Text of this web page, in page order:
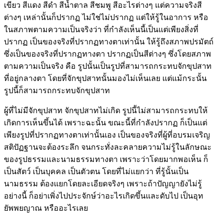
เขียว สีแดง สีดำ สีน้ำตาล สีชมพู สีอะไรต่างๆ แต่ความจริงสี
ต่างๆ เหล่านั้นก็ปรากฏ ไม่ใช่ไม่ปรากฏ แต่ให้รู้ในอาการ หรือ
ในสภาพตามความเป็นจริงว่า ที่กำลังเห็นนี้เป็นแต่เพียงสิ่งที่
ปรากฏ เป็นของจริงที่ปรากฏทางตาเท่านั้น ให้รู้ถึงสภาพปรมัตถ์
ซึ่งเป็นของจริงที่ปรากฏทางตา ปรากฏเป็นสีต่างๆ ซึ่งโดยสภาพ
ตามความเป็นจริง คือ รูปนั้นเป็นรูปที่สามารถกระทบจักขุปสาท
ที่อยู่กลางตา โดยที่จักขุปสาทนั้นมองไม่เห็นเลย แต่แม้กระนั้น
รูปนี้ก็สามารถกระทบจักขุปสาท
ผู้ที่ไม่มีจักขุปสาท จักขุปสาทไม่เกิด รูปนี้ไม่สามารถกระทบให้
เกิดการเห็นขึ้นได้ เพราะฉะนั้น ขณะนี้ที่กำลังปรากฏ ก็เป็นแต่
เพียงรูปที่ปรากฏทางตาเท่านั้นเอง เป็นของจริงที่ผู้ที่อบรมเจริญ
สติปัฏฐานจะต้องระลึก จนกระทั่งละคลายความไม่รู้ในลักษณะ
ของรูปธรรมและนามธรรมทางตา เพราะว่าโดยมากพอเห็น ก็
เป็นสัตว์ เป็นบุคคล เป็นตัวตน โดยที่ไม่แยกว่า ที่รู้นั้นเป็น
นามธรรม ต้องแยกโดยละเอียดจริงๆ เพราะถ้าปัญญายังไม่รู้
อย่างนี้ ก็อย่าเพิ่งไปประจักษ์ว่าอะไรเกิดขึ้นและดับไป เป็นอุท
ยัพพยญาณ หรืออะไรเลย